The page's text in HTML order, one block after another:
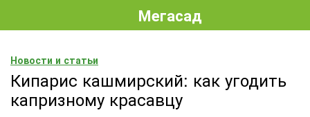
Мегасад
Новости и статьи
Кипарис кашмирский: как угодить
капризному красавцу